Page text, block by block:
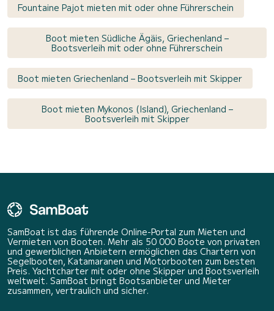
Fountaine Pajot mieten mit oder ohne Führerschein
Boot mieten Südliche Ägäis, Griechenland –
Bootsverleih mit oder ohne Führerschein
Boot mieten Griechenland – Bootsverleih mit Skipper
Boot mieten Mykonos (Island), Griechenland –
Bootsverleih mit Skipper
SamBoat ist das führende Online-Portal zum Mieten und
Vermieten von Booten. Mehr als 50 000 Boote von privaten
und gewerblichen Anbietern ermöglichen das Chartern von
Segelbooten, Katamaranen und Motorbooten zum besten
Preis. Yachtcharter mit oder ohne Skipper und Bootsverleih
weltweit. SamBoat bringt Bootsanbieter und Mieter
zusammen, vertraulich und sicher.